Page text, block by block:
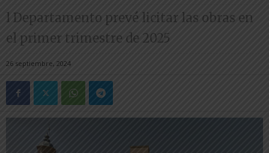
l Departamento prevé licitar las obras en
el primer trimestre de 2025
26 septiembre, 2024